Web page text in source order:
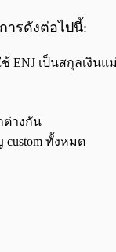
ารดังต่อไปนี้:
ENJ เป็นสกุลเงินแม่
ต่างกัน
custom ทั้งหมด